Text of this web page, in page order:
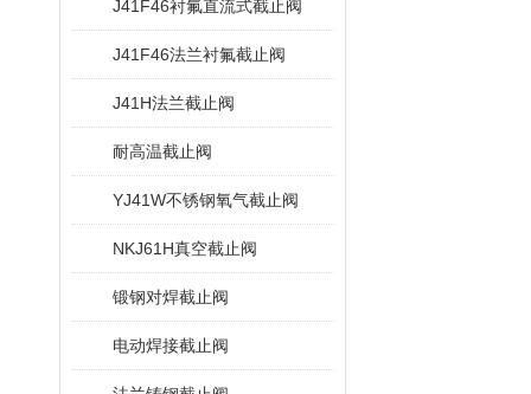
J41F46衬氟直流式截止阀
J41F46法兰衬氟截止阀
J41H法兰截止阀
耐高温截止阀
YJ41W不锈钢氧气截止阀
NKJ61H真空截止阀
锻钢对焊截止阀
电动焊接截止阀